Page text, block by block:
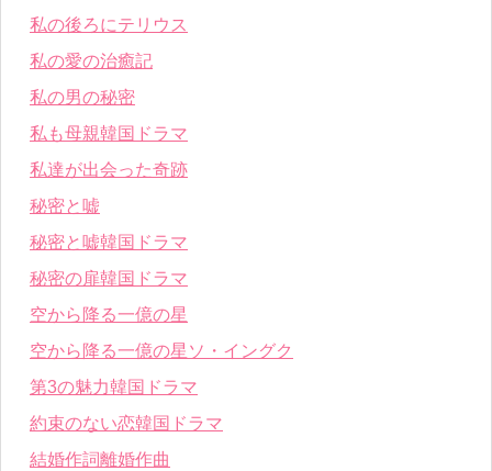
私の後ろにテリウス
私の愛の治癒記
私の男の秘密
私も母親韓国ドラマ
私達が出会った奇跡
秘密と嘘
秘密と嘘韓国ドラマ
秘密の扉韓国ドラマ
空から降る一億の星
空から降る一億の星ソ・イングク
第3の魅力韓国ドラマ
約束のない恋韓国ドラマ
結婚作詞離婚作曲